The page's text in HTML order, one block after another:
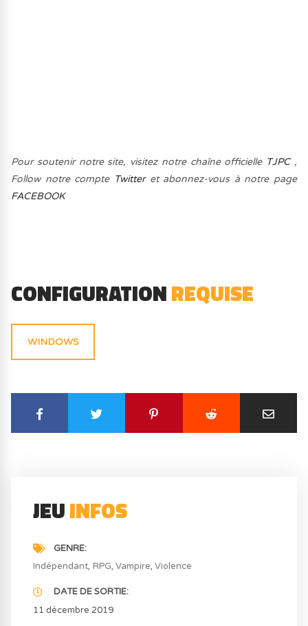
Pour soutenir notre site, visitez notre chaîne officielle TJPC,
Follow notre compte Twitteret abonnez-vous à notre page
FACEBOOK
CONFIGURATIONREQUISE
WINDOWS
JEUINFOS
GENRE
Indépendant RPG Vampire Violence
DATE DE SORTIE
11 décembre 2019